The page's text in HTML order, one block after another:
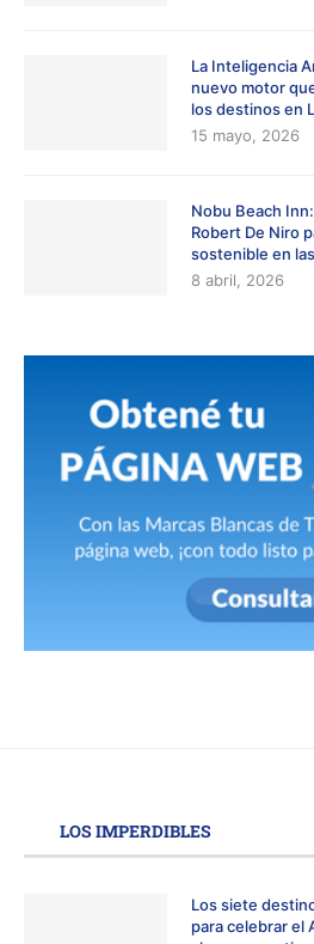
La Inteligencia
nuevo motor
los destinos en
15 mayo, 2026
Nobu Beach
Robert De Niro
sostenible en
8 abril, 2026
LOS IMPERDIBLES
Los siete
para celebrar el